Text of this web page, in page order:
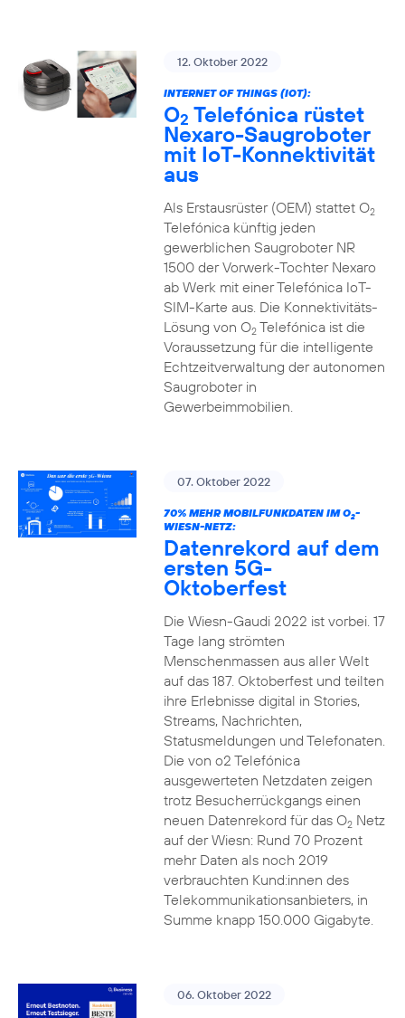
12. Oktober 2022
INTERNET OF THINGS (IOT):
O2 Telefónica rüstet
Nexaro-Saugroboter
mit IoT-Konnektivität
aus
Als Erstausrüster (OEM) stattet O2
Telefónica künftig jeden
gewerblichen Saugroboter NR
1500 der Vorwerk-Tochter Nexaro
ab Werk mit einer Telefónica IoT-
SIM-Karte aus. Die Konnektivitäts-
Lösung von O2Telefónica ist die
Voraussetzung für die intelligente
Echtzeitverwaltung der autonomen
Saugroboter in
Gewerbeimmobilien.
07. Oktober 2022
70% MEHR MOBILFUNKDATEN IM O2-
WIESN-NETZ:
Datenrekord auf dem
ersten 5G-
Oktoberfest
Die Wiesn-Gaudi 2022 ist vorbei. 17
Tage lang strömten
Menschenmassen aus aller Welt
auf das 187. Oktoberfest und teilten
ihre Erlebnisse digital in Stories,
Streams, Nachrichten,
Statusmeldungen und Telefonaten.
Die von o2 Telefónica
ausgewerteten Netzdaten zeigen
trotz Besucherrückgangs einen
neuen Datenrekord für das O2Netz
auf der Wiesn: Rund 70 Prozent
mehr Daten als noch 2019
verbrauchten Kund:innen des
Telekommunikationsanbieters, in
Summe knapp 150.000 Gigabyte.
06. Oktober 2022